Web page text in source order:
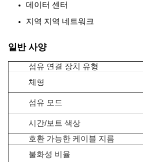
데이터 센터
지역 지역 네트워크
일반 사양
섬유 연결 장치 유형
체형
섬유 모드
시간/보트 색상
호환 가능한 케이블 지름
불화성 비율